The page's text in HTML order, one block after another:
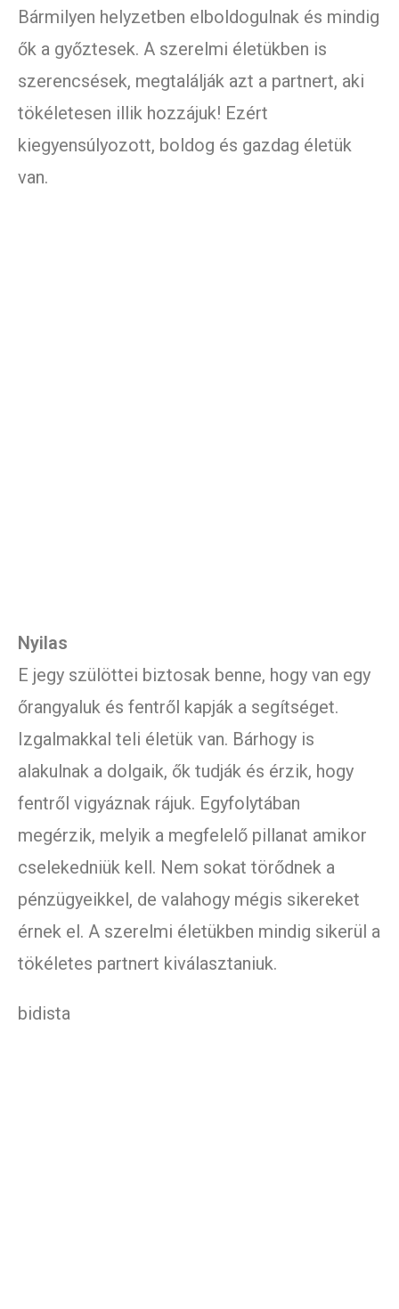
Bármilyen helyzetben elboldogulnak és mindig
ők a győztesek. A szerelmi életükben is
szerencsések, megtalálják azt a partnert, aki
tökéletesen illik hozzájuk! Ezért
kiegyensúlyozott, boldog és gazdag életük
van.
Nyilas
E jegy szülöttei biztosak benne, hogy van egy
őrangyaluk és fentről kapják a segítséget.
Izgalmakkal teli életük van. Bárhogy is
alakulnak a dolgaik, ők tudják és érzik, hogy
fentről vigyáznak rájuk. Egyfolytában
megérzik, melyik a megfelelő pillanat amikor
cselekedniük kell. Nem sokat törődnek a
pénzügyeikkel, de valahogy mégis sikereket
érnek el. A szerelmi életükben mindig sikerül a
tökéletes partnert kiválasztaniuk.
bidista